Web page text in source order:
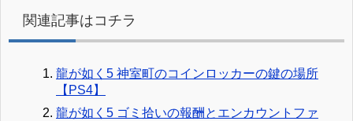
関連記事はコチラ
龍が如く5 神室町のコインロッカーの鍵の場所
【PS4】
龍が如く5 ゴミ拾いの報酬とエンカウントファ